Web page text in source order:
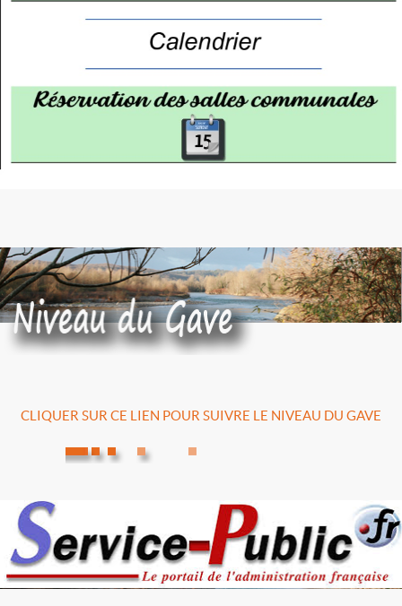
CLIQUER SUR CE LIEN POUR SUIVRE LE NIVEAU DU GAVE